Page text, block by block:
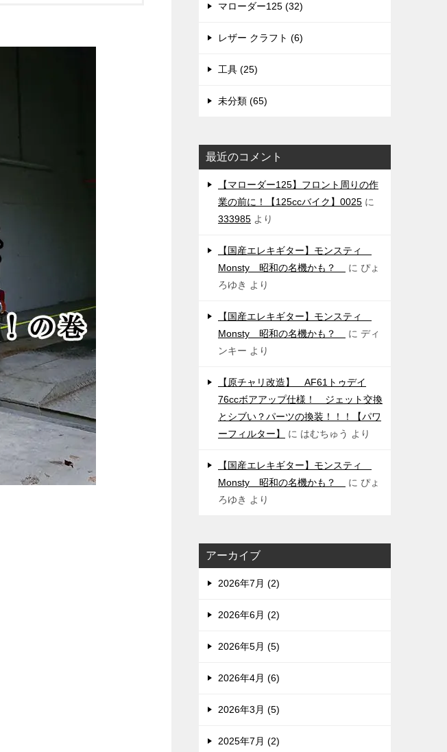
マローダー125 (32)
レザー クラフト (6)
工具 (25)
未分類 (65)
最近のコメント
【マローダー125】フロント周りの作
業の前に！【125ccバイク】0025 に
333985 より
【国産エレキギター】モンスティ
Monsty 昭和の名機かも？
に ぴょ
ろゆき より
【国産エレキギター】モンスティ
Monsty 昭和の名機かも？
に ディ
ンキー より
【原チャリ改造】 AF61トゥデイ
76ccボアアップ仕様！ ジェット交換
とシブい？パーツの換装！！！【パワ
ーフィルター】
に はむちゅう より
【国産エレキギター】モンスティ
Monsty 昭和の名機かも？
に ぴょ
ろゆき より
アーカイブ
2026年7月 (2)
2026年6月 (2)
2026年5月 (5)
2026年4月 (6)
2026年3月 (5)
2025年7月 (2)